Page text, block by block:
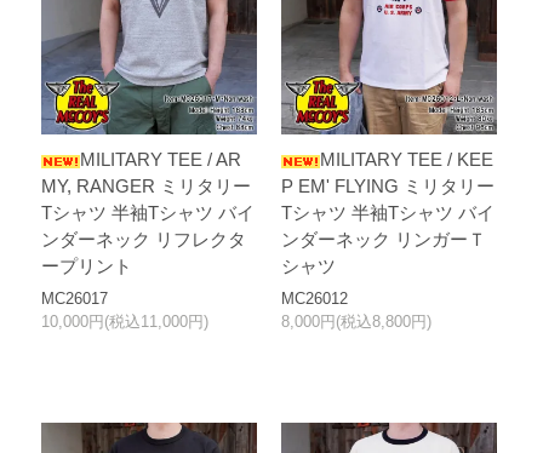
MILITARY TEE / AR
MY, RANGER ミリタリー
Tシャツ 半袖Tシャツ バイ
ンダーネック リフレクタ
ープリント
MC26017
10,000円(税込11,000円)
MILITARY TEE / KEE
P EM' FLYING ミリタリー
Tシャツ 半袖Tシャツ バイ
ンダーネック リンガーＴ
シャツ
MC26012
8,000円(税込8,800円)